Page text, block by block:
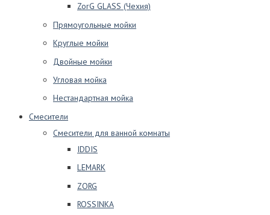
ZorG GLASS (Чехия)
Прямоугольные мойки
Круглые мойки
Двойные мойки
Угловая мойка
Нестандартная мойка
Смесители
Смесители для ванной комнаты
IDDIS
LEMARK
ZORG
ROSSINKA